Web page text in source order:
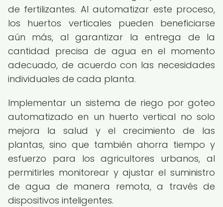
de fertilizantes. Al automatizar este proceso,
los huertos verticales pueden beneficiarse
aún más, al garantizar la entrega de la
cantidad precisa de agua en el momento
adecuado, de acuerdo con las necesidades
individuales de cada planta.
Implementar un sistema de riego por goteo
automatizado en un huerto vertical no solo
mejora la salud y el crecimiento de las
plantas, sino que también ahorra tiempo y
esfuerzo para los agricultores urbanos, al
permitirles monitorear y ajustar el suministro
de agua de manera remota, a través de
dispositivos inteligentes.